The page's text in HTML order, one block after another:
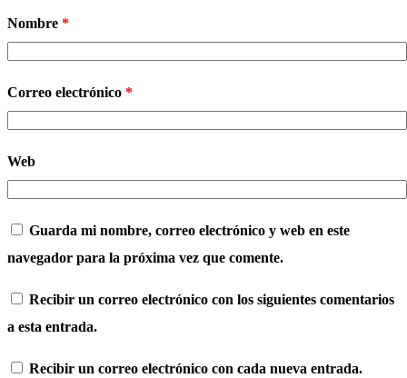
Nombre *
Correo electrónico *
Web
Guarda mi nombre, correo electrónico y web en este
navegador para la próxima vez que comente.
Recibir un correo electrónico con los siguientes comentarios
a esta entrada.
Recibir un correo electrónico con cada nueva entrada.